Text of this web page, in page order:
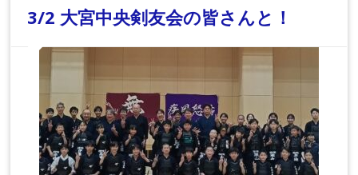
3/2 大宮中央剣友会の皆さんと！